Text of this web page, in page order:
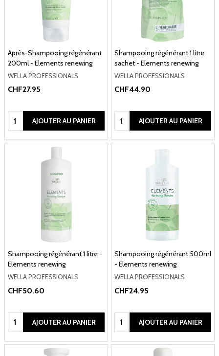
Après-Shampooing régénérant
200ml - Elements renewing
WELLA PROFESSIONALS
CHF27.95
Quantité:AJOUTER AU PANIER
Shampooing régénérant 1 litre
sachet - Elements renewing
WELLA PROFESSIONALS
CHF44.90
Quantité:AJOUTER AU PANIER
Shampooing régénérant 1 litre -
Elements renewing
WELLA PROFESSIONALS
CHF50.60
Quantité:AJOUTER AU PANIER
Shampooing régénérant 500ml
- Elements renewing
WELLA PROFESSIONALS
CHF24.95
Quantité:AJOUTER AU PANIER